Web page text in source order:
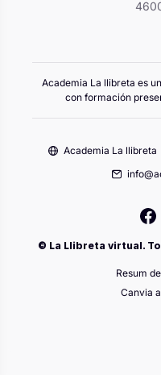
Academia La llibreta es
con formación
Academia La llibreta
© La Llibreta virtual.
Resum
Canvia